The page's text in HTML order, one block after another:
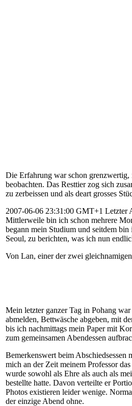
Die Erfahrung war schon
beobachten. Das Resttier zog sich
zu zerbeissen und als deart grosses
2007-06-06 23:31:00 GMT+1 Letzter
Mittlerweile bin ich schon mehrere
begann mein Studium und seitdem
Seoul, zu berichten, was ich nun
Von Lan, einer der zwei
Mein letzter ganzer Tag in Pohang
abmelden, Bettwäsche abgeben, mit
bis ich nachmittags mein Paper mit
zum gemeinsamen Abendessen
Bemerkenswert beim
mich an der Zeit meinem Professor
wurde sowohl als Ehre als auch als
bestellte hatte. Davon verteilte er
Photos existieren leider wenige.
der einzige Abend ohne.